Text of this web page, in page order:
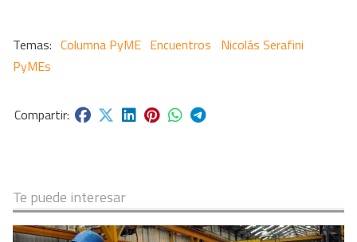
Columna PyME Encuentros Nicolás Serafini
PyMEs
Te puede interesar